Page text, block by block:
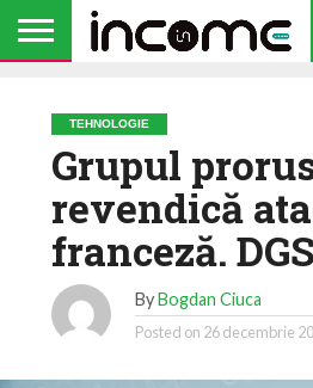
TEHNOLOGIE
Grupul
revendică
franceză.
ByBogdan Ciuca
Posted on 26 decembrie